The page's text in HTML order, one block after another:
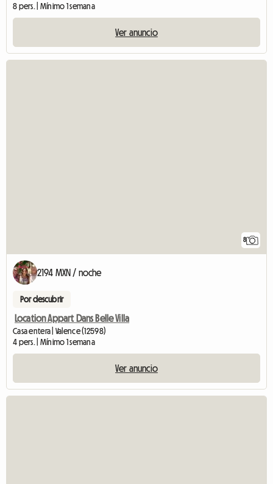
8 pers. | Mínimo 1 semana
Ver anuncio
8
2194 MXN / noche
Por descubrir
Location Appart Dans Belle Villa
Casa entera | Valence (12598)
4 pers. | Mínimo 1 semana
Ver anuncio